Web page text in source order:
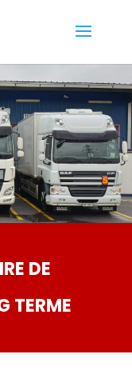
DE
TERME